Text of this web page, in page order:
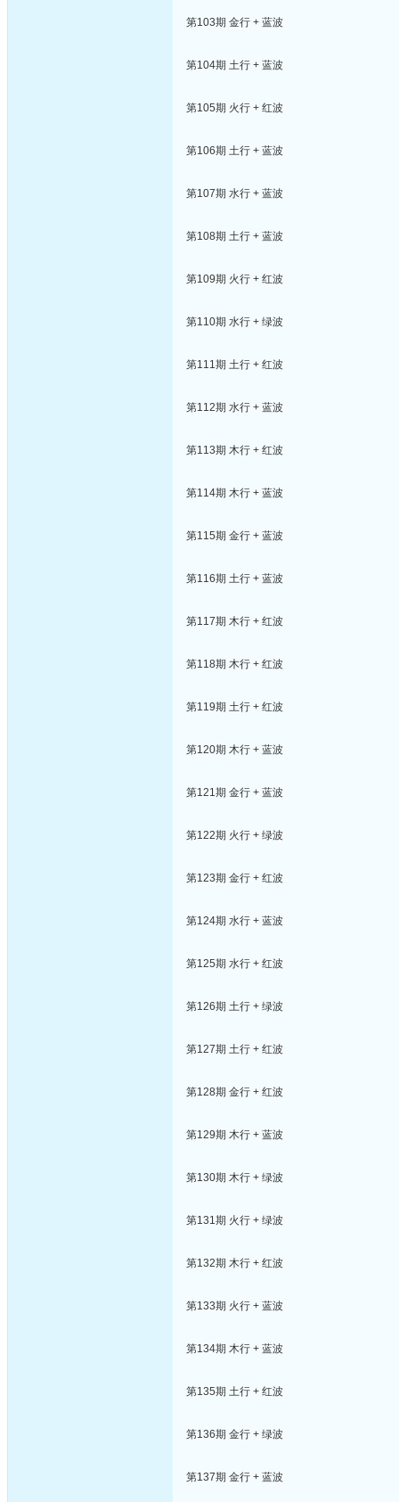
第103期 金行 + 蓝波
第104期 土行 + 蓝波
第105期 火行 + 红波
第106期 土行 + 蓝波
第107期 水行 + 蓝波
第108期 土行 + 蓝波
第109期 火行 + 红波
第110期 水行 + 绿波
第111期 土行 + 红波
第112期 水行 + 蓝波
第113期 木行 + 红波
第114期 木行 + 蓝波
第115期 金行 + 蓝波
第116期 土行 + 蓝波
第117期 木行 + 红波
第118期 木行 + 红波
第119期 土行 + 红波
第120期 木行 + 蓝波
第121期 金行 + 蓝波
第122期 火行 + 绿波
第123期 金行 + 红波
第124期 水行 + 蓝波
第125期 水行 + 红波
第126期 土行 + 绿波
第127期 土行 + 红波
第128期 金行 + 红波
第129期 木行 + 蓝波
第130期 木行 + 绿波
第131期 火行 + 绿波
第132期 木行 + 红波
第133期 火行 + 蓝波
第134期 木行 + 蓝波
第135期 土行 + 红波
第136期 金行 + 绿波
第137期 金行 + 蓝波